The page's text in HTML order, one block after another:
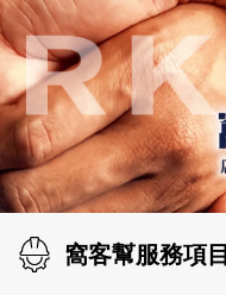
窩客幫服務項目